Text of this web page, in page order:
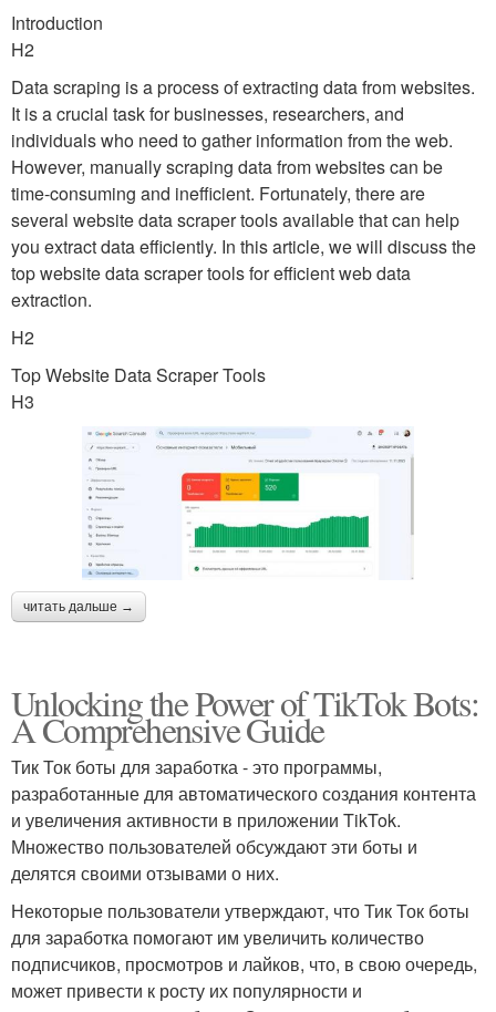
Introduction
H2
Data scraping is a process of extracting data from websites.
It is a crucial task for businesses, researchers, and
individuals who need to gather information from the web.
However, manually scraping data from websites can be
time-consuming and inefficient. Fortunately, there are
several website data scraper tools available that can help
you extract data efficiently. In this article, we will discuss the
top website data scraper tools for efficient web data
extraction.
H2
Top Website Data Scraper Tools
H3
читать дальше →
Unlocking the Power of TikTok Bots:
A Comprehensive Guide
Тик Ток боты для заработка - это программы,
разработанные для автоматического создания контента
и увеличения активности в приложении TikTok.
Множество пользователей обсуждают эти боты и
делятся своими отзывами о них.
Некоторые пользователи утверждают, что Тик Ток боты
для заработка помогают им увеличить количество
подписчиков, просмотров и лайков, что, в свою очередь,
может привести к росту их популярности и